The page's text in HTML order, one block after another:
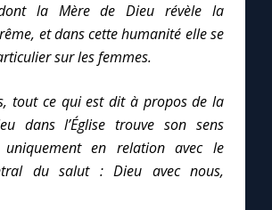
dont la Mère de Dieu révèle la
et dans cette humanité elle se
sur les femmes.
tout ce qui est dit à propos de la
dans l’Église trouve son sens
uniquement en relation avec le
du salut : Dieu avec nous,